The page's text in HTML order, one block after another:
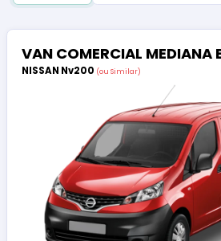
VAN COMERCIAL MEDIANA
NISSAN Nv200 (ou Similar)